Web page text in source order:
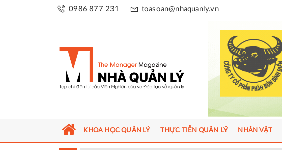
0986 877 231 toasoan@nhaquanly.vn
KHOA HỌC QUẢN LÝ THỰC TIỄN QUẢN LÝ NHÂN VẬT